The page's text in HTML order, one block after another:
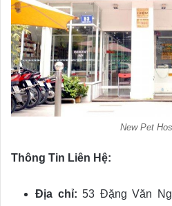
New Pet
Thông Tin Liên Hệ:
Địa chỉ: 53 Đặng Văn